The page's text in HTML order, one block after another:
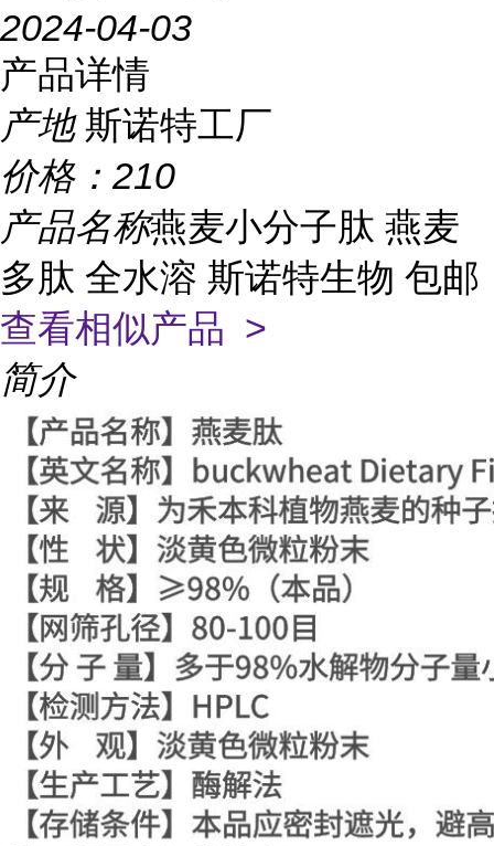
2024-04-03
产品详情
产地 斯诺特工厂
价格： 210
产品名称燕麦小分子肽 燕麦
多肽 全水溶 斯诺特生物 包邮
查看相似产品 >
简介